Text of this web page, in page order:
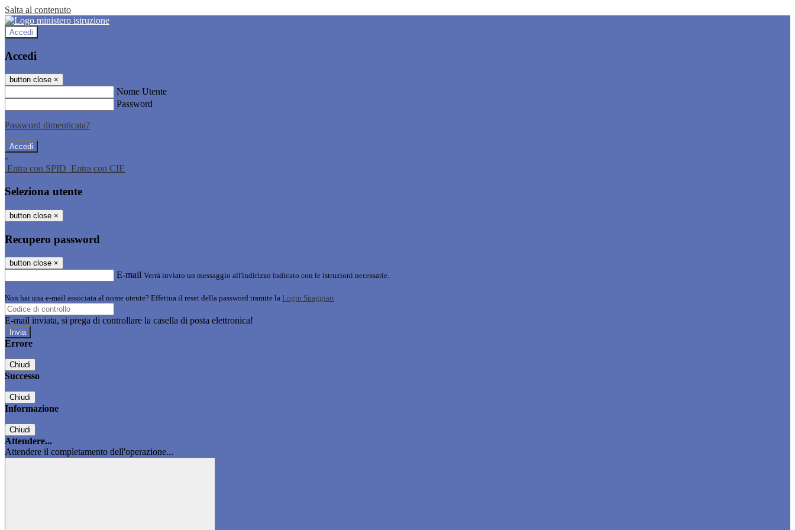
Salta al contenuto
Accedi
Accedi
button close ×
Nome Utente
Password
Password dimenticata?
-
Entra con SPID Entra con CIE
Seleziona utente
button close ×
Recupero password
button close ×
E-mail Verrà inviato un messaggio all'indirizzo indicato con le istruzioni necessarie.
Non hai una e-mail associata al nome utente? Effettua il reset della password tramite la Login Spaggiari
E-mail inviata, si prega di controllare la casella di posta elettronica!
Errore
Chiudi
Successo
Chiudi
Informazione
Chiudi
Attendere...
Attendere il completamento dell'operazione...